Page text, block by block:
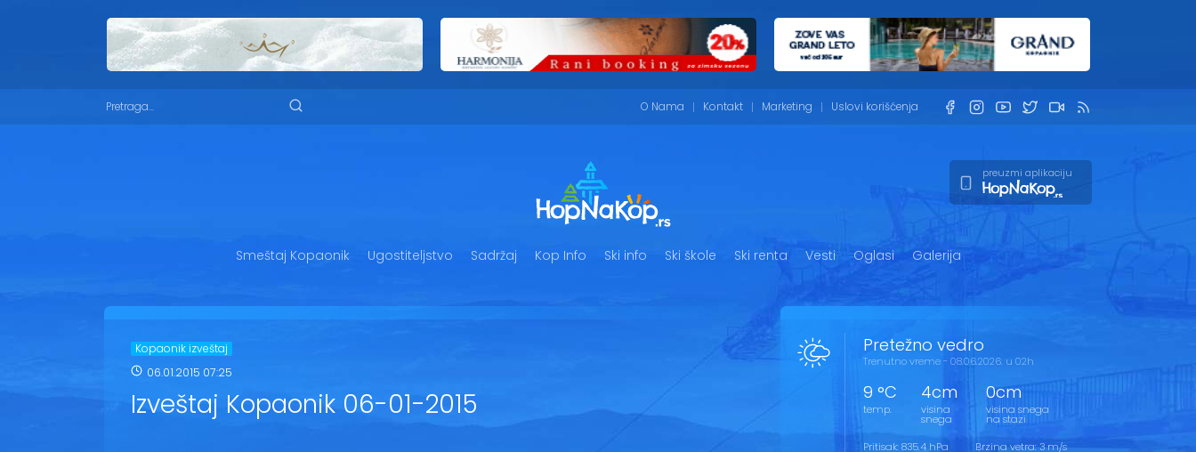
O Nama Kontakt Marketing Uslovi korišćenja
preuzmi aplikaciju
Smeštaj Kopaonik Ugostiteljstvo Sadržaj Kop Info Ski info Ski škole Ski renta Vesti Oglasi Galerija
Kopaonik izveštaj
06.01.2015 07:25
Izveštaj Kopaonik 06-01-2015
Pretežno vedro
Trenutno vreme - 08.06.2026. u 02h
9 °C
temp.
4cm
visina
snega
0cm
visina snega
na stazi
Pritisak: 835.4 hPa
Brzina vetra: 3 m/s